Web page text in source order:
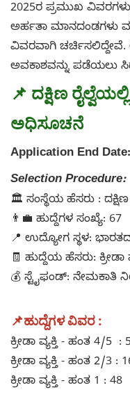
2025ರ ಪ್ರಮುಖ
ಅರ್ಹತಾ ಮಾನದಂಡಗಳು
ವಿವರವಾಗಿ
ಅವಕಾಶವನ್ನು ಪಡೆಯಲು
📌 ದಕ್ಷಿಣ
ಅಧಿಸೂಚನೆ
Application End Date:
Selection Procedure:
🏛️ ಸಂಸ್ಥೆಯ ಹೆಸರು : ದಕ್ಷಿಣ
👨‍💼 ಹುದ್ದೆಗಳ ಸಂಖ್ಯೆ: 67
📍 ಉದ್ಯೋಗ ಸ್ಥಳ:
🧾 ಹುದ್ದೆಯ ಹೆಸರು:
💰 ಸ್ಟೈಫಂಡ್: ನೇಮಕಾತಿ
📌ಹುದ್ದೆಗಳ ವಿವರ :
ಕ್ರೀಡಾ ವ್ಯಕ್ತಿ - ಹಂತ 4/5 :
ಕ್ರೀಡಾ ವ್ಯಕ್ತಿ - ಹಂತ 2/3 :
ಕ್ರೀಡಾ ವ್ಯಕ್ತಿ - ಹಂತ 1 : 48